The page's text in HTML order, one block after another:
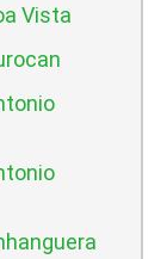
Vista